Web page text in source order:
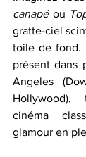
canapé ou
gratte-ciel
toile de fond.
présent dans
Angeles
Hollywood),
cinéma
glamour en